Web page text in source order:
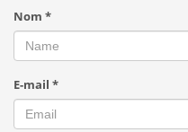
Nom *
E-mail *